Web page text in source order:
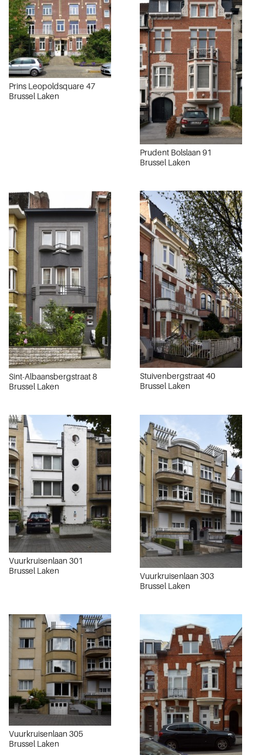
Prins Leopoldsquare 47
Brussel Laken
Prudent Bolslaan 91
Brussel Laken
Sint-Albaansbergstraat 8
Brussel Laken
Stuivenbergstraat 40
Brussel Laken
Vuurkruisenlaan 301
Brussel Laken
Vuurkruisenlaan 303
Brussel Laken
Vuurkruisenlaan 305
Brussel Laken